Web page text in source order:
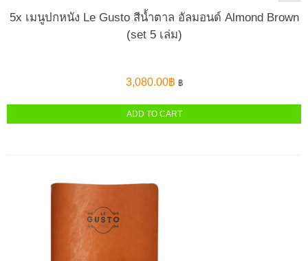
5x เมนูปกหนัง Le Gusto สีน้ำตาล อัลมอนด์ Almond Brown
(set 5 เล่ม)
3,080.00฿ ฿
ADD TO CART